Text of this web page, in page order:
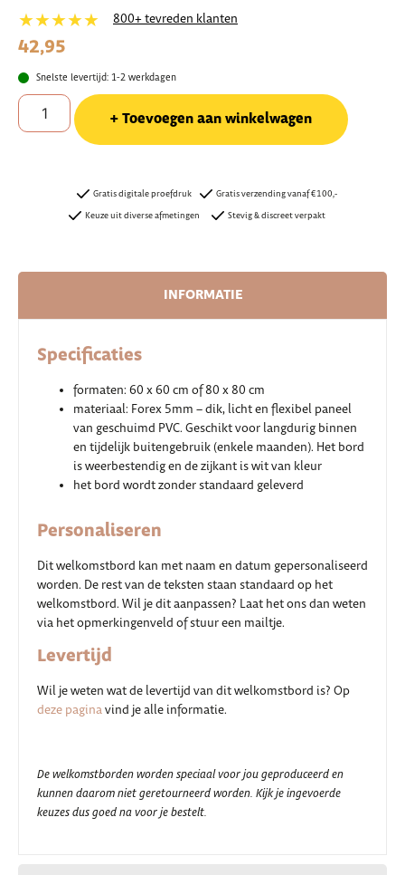
★★★★★ 800+ tevreden klanten
42,95
Snelste levertijd: 1-2 werkdagen
Toevoegen aan winkelwagen
Gratis digitale proefdruk
Keuze uit diverse afmetingen
Gratis verzending vanaf €100,-
Stevig & discreet verpakt
INFORMATIE
Specificaties
formaten: 60 x 60 cm of 80 x 80 cm
materiaal: Forex 5mm – dik, licht en flexibel paneel
van geschuimd PVC. Geschikt voor langdurig binnen
en tijdelijk buitengebruik (enkele maanden). Het bord
is weerbestendig en de zijkant is wit van kleur
het bord wordt zonder standaard geleverd
Personaliseren
Dit welkomstbord kan met naam en datum gepersonaliseerd
worden. De rest van de teksten staan standaard op het
welkomstbord. Wil je dit aanpassen? Laat het ons dan weten
via het opmerkingenveld of stuur een mailtje.
Levertijd
Wil je weten wat de levertijd van dit welkomstbord is? Op
deze paginavind je alle informatie.
De welkomstborden worden speciaal voor jou geproduceerd en
kunnen daarom niet geretourneerd worden. Kijk je ingevoerde
keuzes dus goed na voor je bestelt.